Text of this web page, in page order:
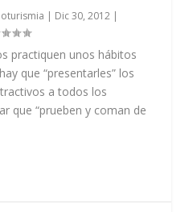
| Dic 30, 2012 |
practiquen unos hábitos
que “presentarles” los
a todos los
que “prueben y coman de